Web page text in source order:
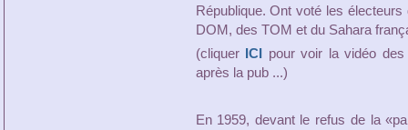
République. Ont voté les
DOM, des TOM et du Sahara
(cliquer
ICI
pour voir la vidéo
après la pub ...)
En 1959, devant le refus de la